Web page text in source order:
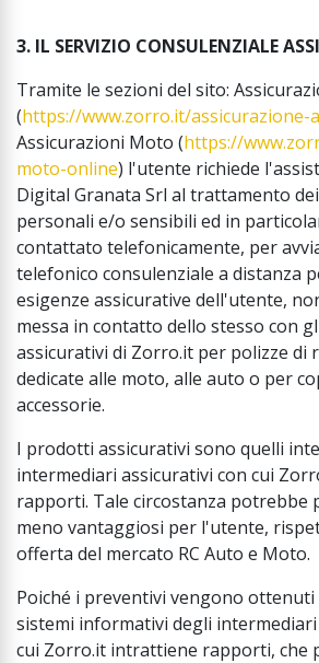
3. IL SERVIZIO CONSULENZIALE
Tramite le sezioni del sito:
(https://www.zorro.it/assicurazione-
Assicurazioni Moto (https://
moto-online) l'utente richiede
Digital Granata Srl al trattamento
personali e/o sensibili ed in
contattato telefonicamente, per
telefonico consulenziale a distanza
esigenze assicurative dell'utente,
messa in contatto dello stesso con
assicurativi di Zorro.it per polizze di
dedicate alle moto, alle auto o per
accessorie.
I prodotti assicurativi sono quelli
intermediari assicurativi con cui
rapporti. Tale circostanza potrebbe
meno vantaggiosi per l'utente,
offerta del mercato RC Auto e Moto.
Poiché i preventivi vengono
sistemi informativi degli
cui Zorro.it intrattiene rapporti, che